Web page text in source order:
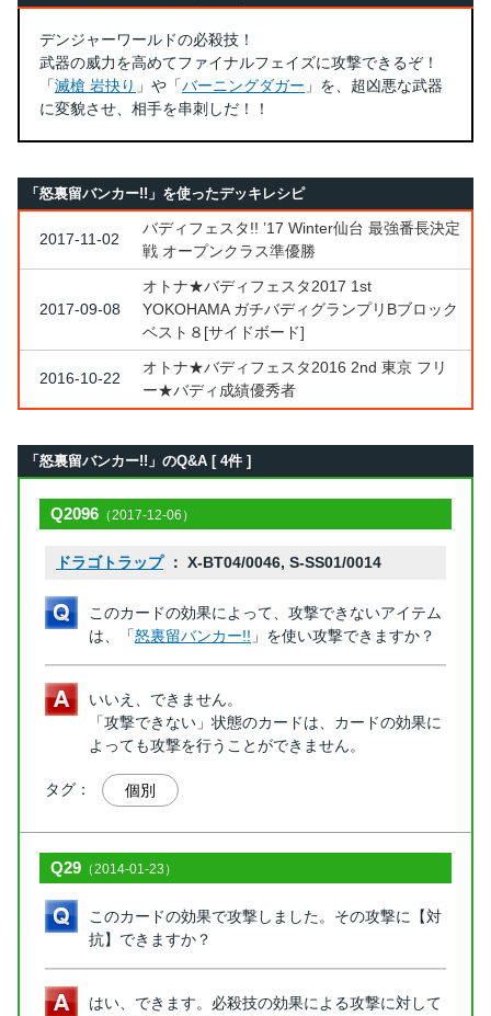
デンジャーワールドの必殺技！
武器の威力を高めてファイナルフェイズに攻撃できるぞ！
「滅槍 岩抉り 」や「バーニングダガー 」を、超凶悪な武器
に変貌させ、相手を串刺しだ！！
「怒裏留バンカー!!」を使ったデッキレシピ
2017-11-02
バディフェスタ!! ’17 Winter仙台 最強番長決定
戦 オープンクラス準優勝
2017-09-08
オトナ★バディフェスタ2017 1st
YOKOHAMA ガチバディグランプリBブロック
ベスト８[サイドボード]
2016-10-22
オトナ★バディフェスタ2016 2nd 東京 フリ
ー★バディ成績優秀者
「怒裏留バンカー!!」のQ&A [ 4件 ]
Q2096 （2017-12-06）
ドラゴトラップ： X-BT04/0046, S-SS01/0014
このカードの効果によって、攻撃できないアイテム
は、「怒裏留バンカー!! 」を使い攻撃できますか？
いいえ、できません。
「攻撃できない」状態のカードは、カードの効果に
よっても攻撃を行うことができません。
タグ： 個別
Q29 （2014-01-23）
このカードの効果で攻撃しました。その攻撃に【対
抗】できますか？
はい、できます。必殺技の効果による攻撃に対して